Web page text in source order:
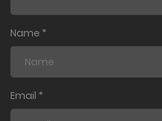
Name *
Email *